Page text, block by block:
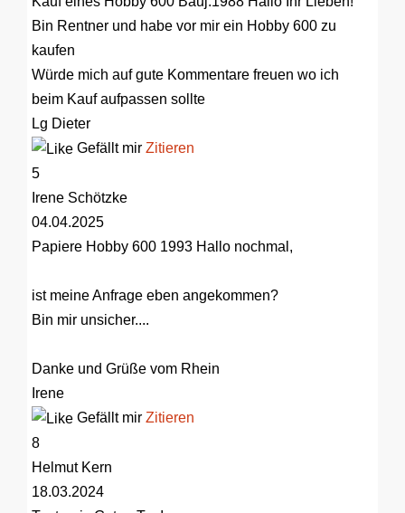
Bin Rentner und habe vor mir ein Hobby 600 zu
kaufen
Würde mich auf gute Kommentare freuen wo ich
beim Kauf aufpassen sollte
Lg Dieter
Gefällt mir Zitieren
5
Irene Schötzke
04.04.2025
Papiere Hobby 600 1993 Hallo nochmal,
ist meine Anfrage eben angekommen?
Bin mir unsicher....
Danke und Grüße vom Rhein
Irene
Gefällt mir Zitieren
8
Helmut Kern
18.03.2024